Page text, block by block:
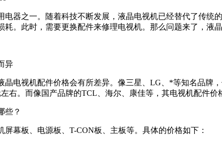
电器之一。随着科技不断发展，液晶电视机已经替代了传
耗。此时，需要更换配件来修理电视机。那么问题来了，液
异
晶电视机配件价格会有所差异。像三星、LG、*等知名品牌
右。而像国产品牌的TCL、海尔、康佳等，其电视机配件
些？
幕板、电源板、T-CON板、主板等。具体的价格如下：